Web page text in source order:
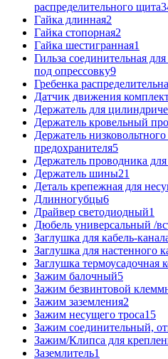
распределительного щита
Гайка длинная2
Гайка стопорная2
Гайка шестигранная1
Гильза соединительная
под опрессовку9
Гребенка
Датчик движения
Держатель для
Держатель кровельный
Держатель
предохранителя5
Держатель проводника
Держатель шины21
Деталь крепежная для
Длинногубцы6
Драйвер светодиодный1
Дюбель универсальный /
Заглушка для кабель-
Заглушка для настенного
Заглушка термоусадочная
Зажим балочный5
Зажим безвинтовой
Зажим заземления2
Зажим несущего троса15
Зажим соединительный,
Зажим/Клипса для
Заземлитель1